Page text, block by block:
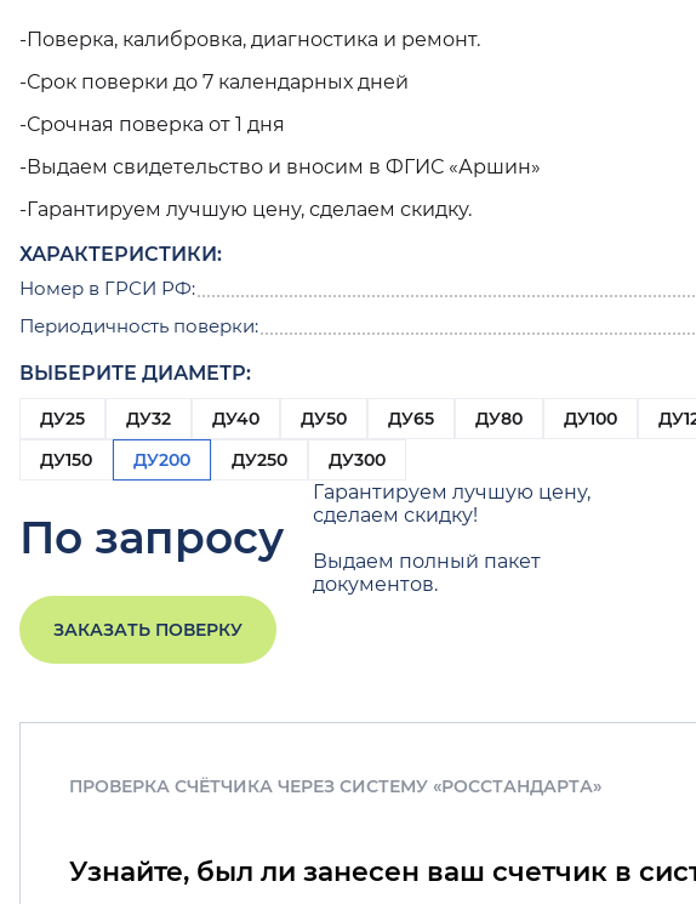
-Поверка, калибровка, диагностика и ремонт.
-Срок поверки до 7 календарных дней
-Срочная поверка от 1 дня
-Выдаем свидетельство и вносим в ФГИС «Аршин»
-Гарантируем лучшую цену, сделаем скидку.
ХАРАКТЕРИСТИКИ:
Номер в ГРСИ РФ:
Периодичность поверки:
ВЫБЕРИТЕ ДИАМЕТР:
ДУ25 ДУ32 ДУ40 ДУ50 ДУ65 ДУ80 ДУ100
ДУ150
ДУ200 ДУ250 ДУ300
По запросу
Гарантируем лучшую цену,
сделаем скидку!
Выдаем полный пакет
документов.
ЗАКАЗАТЬ ПОВЕРКУ
ПРОВЕРКА СЧЁТЧИКА ЧЕРЕЗ СИСТЕМУ «РОССТАНДАРТА»
Узнайте, был ли занесен ваш счетчик в